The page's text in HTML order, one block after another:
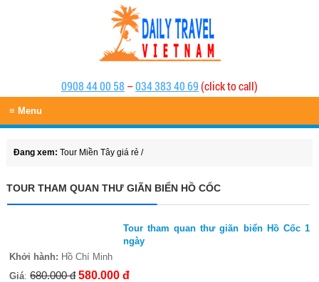
0908 44 00 58 –034 383 40 69 (click to call)
≡ Menu
Đang xem: Tour Miền Tây giá rẻ /
TOUR THAM QUAN THƯ GIÃN BIỂN HỒ CỐC
Tour tham quan thư giãn biển Hồ Cốc 1
ngày
Khởi hành: Hồ Chí Minh
Giá:680.000 đ 580.000 đ